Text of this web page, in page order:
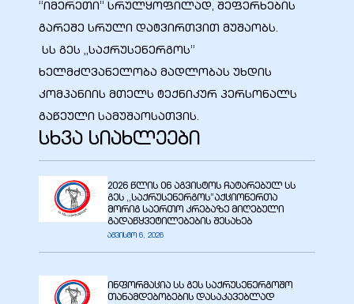
“იმერეთი” სრულყოფილად, შეფერხების
გარეშე სრული დატვირთვით მუშაობს.
სს გეს „საქრუსენერგოს”
ხელმძღვანელობა მადლობას უხდის
კომპანიის მთელს ტექნიკურ პერსონალს
გაწეული სამუშაოსათვის.
სხვა სიახლეები
2026 წლის 06 აგვისტოს ჩატარებულ სს
გეს ,,საქრუსენერგოს”აქციონერთა
მორიგ საერთო კრებაზე მიღებული
გადაწყვეტილებების შესახებ
აგვისტო 6, 2026
ინფორმაცია სს გეს საქრუსენერგოშო
თანამდებობების დასაკავებლად